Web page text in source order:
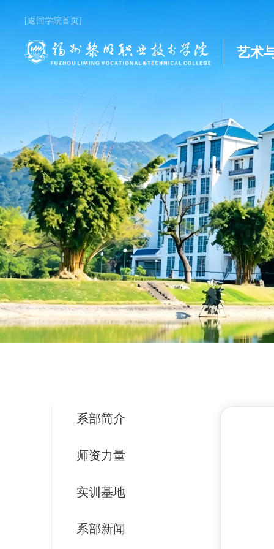
[返回学院首页]
艺术
系部简介
师资力量
实训基地
系部新闻